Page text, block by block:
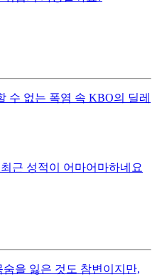
수 없는 폭염 속 KBO의 딜레
근 성적이 어마어마하네요
을 잃은 것도 참변이지만,